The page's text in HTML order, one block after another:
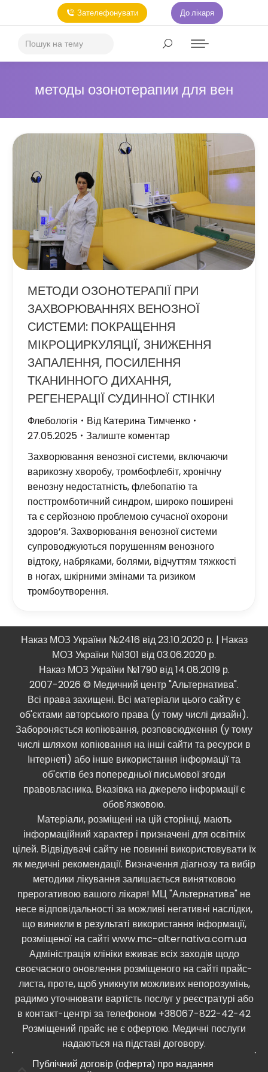
Зателефонувати До лікаря
методы озонотерапии для вен
МЕТОДИ ОЗОНОТЕРАПІЇ ПРИ
ЗАХВОРЮВАННЯХ ВЕНОЗНОЇ
СИСТЕМИ: ПОКРАЩЕННЯ
МІКРОЦИРКУЛЯЦІЇ, ЗНИЖЕННЯ
ЗАПАЛЕННЯ, ПОСИЛЕННЯ
ТКАНИННОГО ДИХАННЯ,
РЕГЕНЕРАЦІЇ СУДИННОЇ СТІНКИ
Флебологія Від Катерина Тимченко
27.05.2025
Залиште коментар
Захворювання венозної системи, включаючи
варикозну хворобу, тромбофлебіт, хронічну
венозну недостатність, флебопатію та
посттромботичний синдром, широко поширені
та є серйозною проблемою сучасної охорони
здоров’я. Захворювання венозної системи
супроводжуються порушенням венозного
відтоку, набряками, болями, відчуттям тяжкості
в ногах, шкірними змінами та ризиком
тромбоутворення.
Наказ МОЗ України №2416 від 23.10.2020 р. | Наказ
МОЗ України №1301 від 03.06.2020 р.
Наказ МОЗ України №1790 від 14.08.2019 р.
2007-2026 © Медичний центр "Альтернатива".
Всі права захищені. Всі матеріали цього сайту є
об'єктами авторського права (у тому числі дизайн).
Забороняється копіювання, розповсюдження (у тому
числі шляхом копіювання на інші сайти та ресурси в
Інтернеті) або інше використання інформації та
об'єктів без попередньої письмової згоди
правовласника. Вказівка ​​на джерело інформації є
обов'язковою.
Матеріали, розміщені на цій сторінці, мають
інформаційний характер і призначені для освітніх
цілей. Відвідувачі сайту не повинні використовувати їх
як медичні рекомендації. Визначення діагнозу та вибір
методики лікування залишається винятковою
прерогативою вашого лікаря! МЦ "Альтернатива" не
несе відповідальності за можливі негативні наслідки,
що виникли в результаті використання інформації,
розміщеної на сайті www.mc-alternativa.com.ua
Адміністрація клініки вживає всіх заходів щодо
своєчасного оновлення розміщеного на сайті прайс-
листа, проте, щоб уникнути можливих непорозумінь,
радимо уточнювати вартість послуг у реєстратурі або
в контакт-центрі за телефоном +38067-822-42-42
Розміщений прайс не є офертою. Медичні послуги
надаються на підставі договору.
Публічний договір (оферта) про надання